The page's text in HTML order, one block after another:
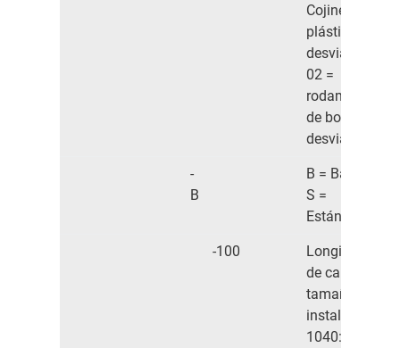
Cojinete de
plástico en
desviación
02 =
rodamiento
de bolas en
desviación
-
B
B = Basic
S =
Estándar
-100
Longitud
de carro en
tamaño de
instalación
1040: